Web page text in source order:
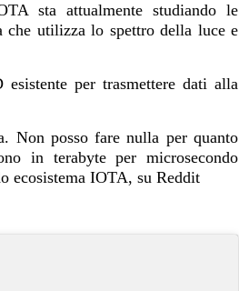
sta attualmente studiando le
che utilizza lo spettro della luce e
per trasmettere dati alla
Non posso fare nulla per quanto
in terabyte per microsecondo
ecosistema IOTA, su Reddit